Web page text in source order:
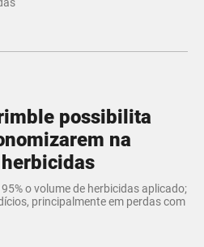
possibilita
na
o volume de herbicidas aplicado;
principalmente em perdas com